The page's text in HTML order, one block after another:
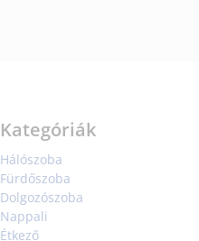
Kategóriák
Hálószoba
Fürdőszoba
Dolgozószoba
Nappali
Étkező